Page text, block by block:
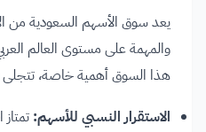
يعد سوق الأسهم السعودية من
والمهمة على مستوى العالم
هذا السوق أهمية خاصة، تتجلى
الاستقرار النسبي للأسهم: